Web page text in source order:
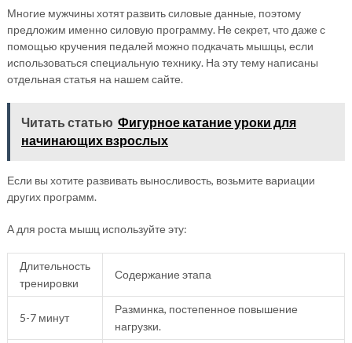
Многие мужчины хотят развить силовые данные, поэтому
предложим именно силовую программу. Не секрет, что даже с
помощью кручения педалей можно подкачать мышцы, если
использоваться специальную технику. На эту тему написаны
отдельная статья на нашем сайте.
Читать статью Фигурное катание уроки для
начинающих взрослых
Если вы хотите развивать выносливость, возьмите вариации
других программ.
А для роста мышц используйте эту:
Длительность
тренировки
Содержание этапа
5-7 минут
Разминка, постепенное повышение
нагрузки.